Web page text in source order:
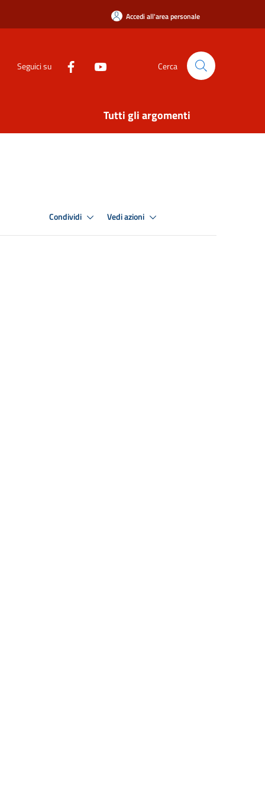
Accedi all'area personale
Seguici su Cerca
Tutti gli argomenti
Condividi Vedi azioni